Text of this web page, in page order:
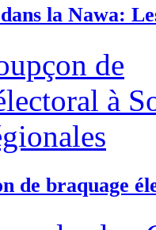
la Nawa:
de braquage